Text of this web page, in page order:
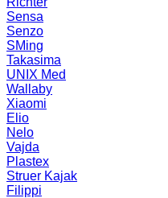
Sensa
Senzo
SMing
Takasima
UNIX Med
Wallaby
Xiaomi
Elio
Nelo
Vajda
Plastex
Struer Kajak
Filippi